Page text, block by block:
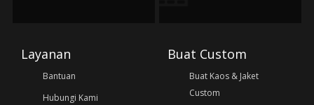
Layanan
Bantuan
Hubungi Kami
Buat Custom
Buat Kaos & Jaket
Custom